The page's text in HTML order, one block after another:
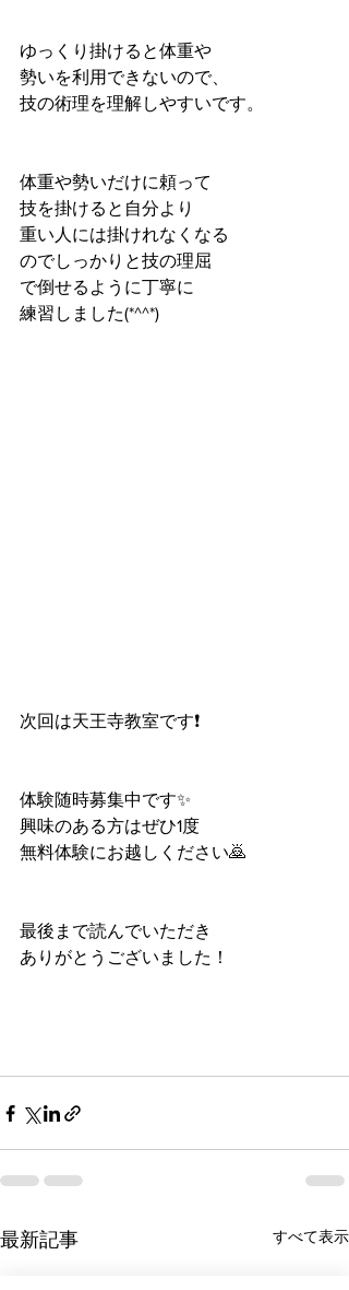
ゆっくり掛けると体重や
勢いを利用できないので、
技の術理を理解しやすいです。
体重や勢いだけに頼って
技を掛けると自分より
重い人には掛けれなくなる
のでしっかりと技の理屈
で倒せるように丁寧に
練習しました(*^^*)
次回は天王寺教室です❗️
体験随時募集中です✨
興味のある方はぜひ1度
無料体験にお越しください🙇
最後まで読んでいただき
ありがとうございました！
最新記事 すべて表示